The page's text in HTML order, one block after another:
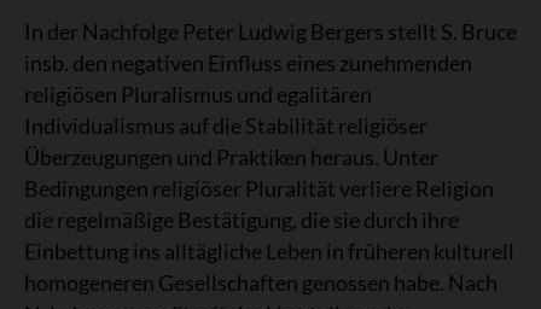
In der Nachfolge Peter Ludwig Bergers stellt S. Bruce
insb. den negativen Einfluss eines zunehmenden
religiösen Pluralismus und egalitären
Individualismus auf die Stabilität religiöser
Überzeugungen und Praktiken heraus. Unter
Bedingungen religiöser Pluralität verliere Religion
die regelmäßige Bestätigung, die sie durch ihre
Einbettung ins alltägliche Leben in früheren kulturell
homogeneren Gesellschaften genossen habe. Nach